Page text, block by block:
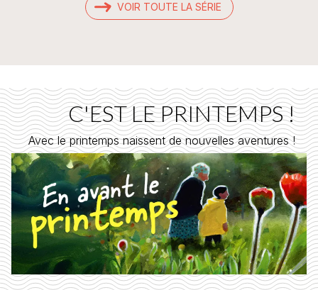
VOIR TOUTE LA SÉRIE
C'EST LE PRINTEMPS !
Avec le printemps naissent de nouvelles aventures !